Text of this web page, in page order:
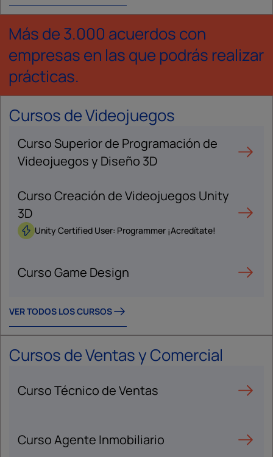
Más de 3.000 acuerdos con
empresas en las que podrás realizar
prácticas.
Cursos de Videojuegos
Curso Superior de Programación de
Videojuegos y Diseño 3D
Curso Creación de Videojuegos Unity
3D
Unity Certified User: Programmer ¡Acredítate!
Curso Game Design
VER TODOS LOS CURSOS
Cursos de Ventas y Comercial
Curso Técnico de Ventas
Curso Agente Inmobiliario